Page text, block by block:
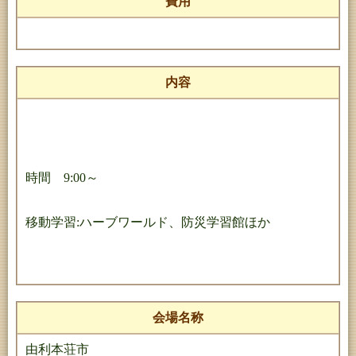
内容
時間 9:00～
移動学習:ハーブワールド、防災学習館ほか
会場名称
由利本荘市